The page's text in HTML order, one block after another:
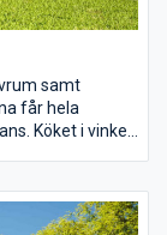
samt
får hela
Köket i vinkel